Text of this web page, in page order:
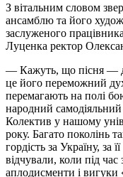
З вітальним словом
ансамблю та його
заслуженого
Луценка ректор
— Кажуть, що пісня —
це його переможний
перемагають на полі
народний
Колектив у нашому
року. Багато поколінь
гордість за Україну, за
відчували, коли під
аплодисменти і вигуки